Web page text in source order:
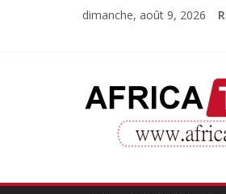
dimanche, août 9, 2026
d'informations